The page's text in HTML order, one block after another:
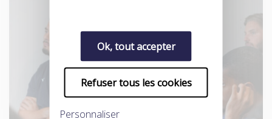
Ok, tout accepter
Refuser tous les cookies
Personnaliser